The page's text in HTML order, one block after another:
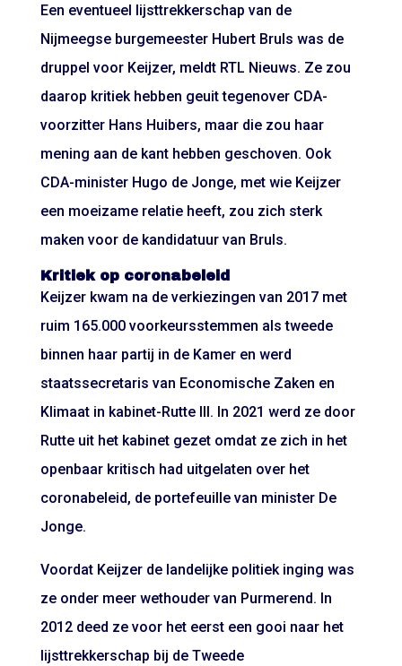
Een eventueel lijsttrekkerschap van de
Nijmeegse burgemeester Hubert Bruls was de
druppel voor Keijzer, meldt RTL Nieuws. Ze zou
daarop kritiek hebben geuit tegenover CDA-
voorzitter Hans Huibers, maar die zou haar
mening aan de kant hebben geschoven. Ook
CDA-minister Hugo de Jonge, met wie Keijzer
een moeizame relatie heeft, zou zich sterk
maken voor de kandidatuur van Bruls.
Kritiek op coronabeleid
Keijzer kwam na de verkiezingen van 2017 met
ruim 165.000 voorkeursstemmen als tweede
binnen haar partij in de Kamer en werd
staatssecretaris van Economische Zaken en
Klimaat in kabinet-Rutte III. In 2021 werd ze door
Rutte uit het kabinet gezet omdat ze zich in het
openbaar kritisch had uitgelaten over het
coronabeleid, de portefeuille van minister De
Jonge.
Voordat Keijzer de landelijke politiek inging was
ze onder meer wethouder van Purmerend. In
2012 deed ze voor het eerst een gooi naar het
lijsttrekkerschap bij de Tweede